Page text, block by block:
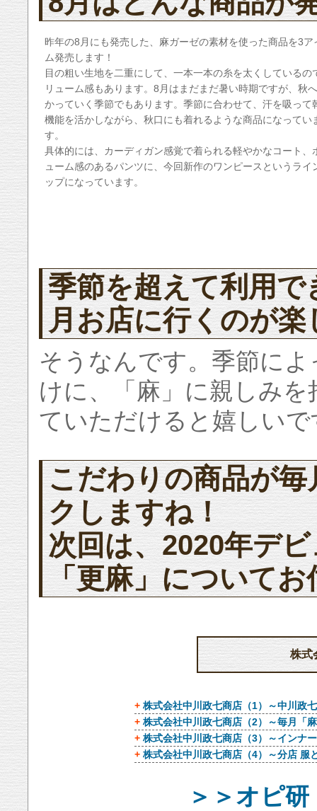
昨年の8月にも発売した、麻ガーゼの素材を使った商品を3ア
ム発売します！
目の粗い生地を二重にして、一本一本の糸を太くしているの
リューム感もあります。8月はまだまだ暑い時期ですが、秋
かっていく季節でもあります。季節に合わせて、汗を吸って
機能を活かしながら、秋口にも着れるような商品になってい
す。
具体的には、カーディガン感覚で着られる軽やかなコート、
ューム感のあるパンツに、今回新作のワンピースというライ
ップになっています。
季節を超えて利用
月お店に行くのが
そうなんです。季節に
けに、「麻」に親しみ
ていただけると嬉しいで
こだわりの商品が
クしますね！
次回は、2020年デ
「更麻」について
株式
株式会社中川政七商店（1）～中川政
株式会社中川政七商店（2）～毎月「
株式会社中川政七商店（3）～インナ
株式会社中川政七商店（4）～分店 服
＞＞オピ